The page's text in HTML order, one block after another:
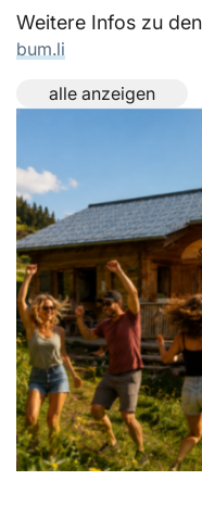
Weitere Infos zu
bum.li
alle anzeigen